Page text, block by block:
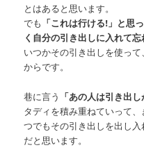
とはあると思います。
でも 「これは行ける!」と思
く自分の引き出しに入れて
いつかその引き出しを使っ
からです。
巷に言う 「あの人は引き出し
タディを積み重ねていって
つでもその引き出しを出し
だと思います。